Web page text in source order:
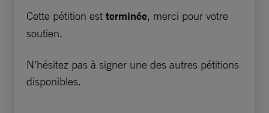
l’expression de ma très haute considération.
Cette pétition est terminée, merci pour votre
soutien.
N’hésitez pas à signer une des autres pétitions
disponibles.